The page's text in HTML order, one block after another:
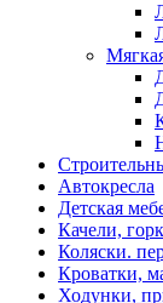
Автокресла
Детская
Качели,
Коляски.
Кроватки,
Ходунки,